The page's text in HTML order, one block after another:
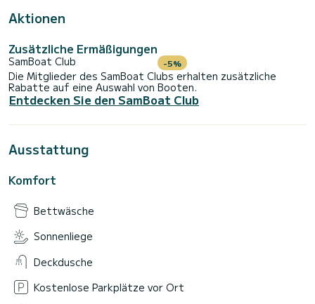
Aktionen
Zusätzliche Ermäßigungen
SamBoat Club -5%
Die Mitglieder des SamBoat Clubs erhalten zusätzliche
Rabatte auf eine Auswahl von Booten.
Entdecken Sie den SamBoat Club
Ausstattung
Komfort
Bettwäsche
Sonnenliege
Deckdusche
Kostenlose Parkplätze vor Ort